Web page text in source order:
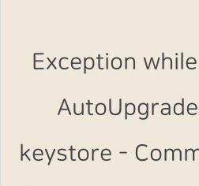
Exception
keystore -